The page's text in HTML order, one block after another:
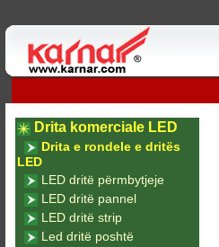
Drita komerciale LED
Drita e rondele e dritës
LED
LED dritë përmbytjeje
LED dritë pannel
LED dritë strip
Led dritë poshtë